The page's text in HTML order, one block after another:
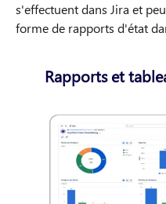
s'effectuent dans Jira et
forme de rapports d'état
Rapports et